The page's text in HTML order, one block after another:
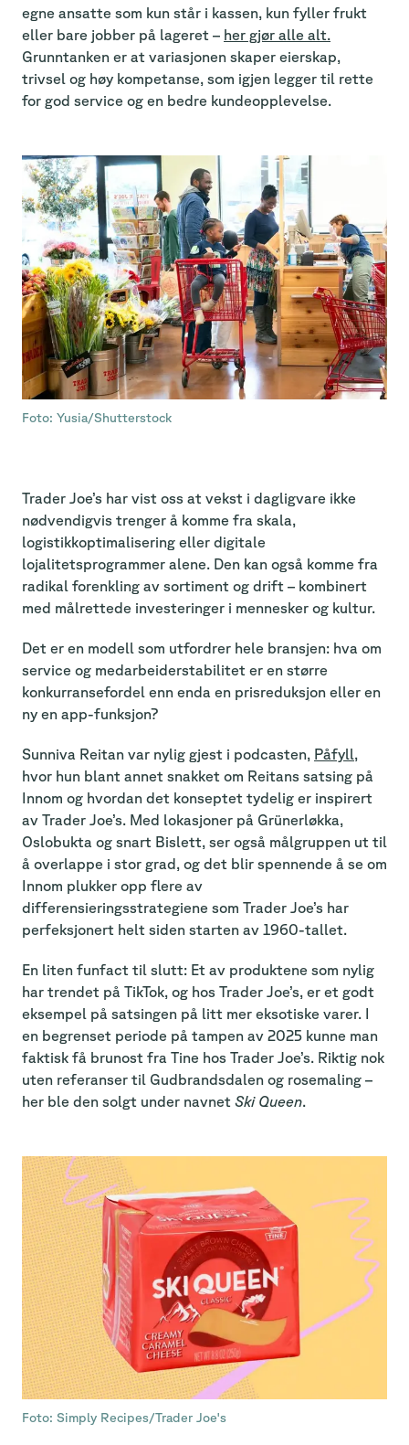
egne ansatte som kun står i kassen, kun fyller frukt
eller bare jobber på lageret – her gjør alle alt.
Grunntanken er at variasjonen skaper eierskap,
trivsel og høy kompetanse, som igjen legger til rette
for god service og en bedre kundeopplevelse.
Foto: Yusia/Shutterstock
Trader Joe’s har vist oss at vekst i dagligvare ikke
nødvendigvis trenger å komme fra skala,
logistikkoptimalisering eller digitale
lojalitetsprogrammer alene. Den kan også komme fra
radikal forenkling av sortiment og drift – kombinert
med målrettede investeringer i mennesker og kultur.
Det er en modell som utfordrer hele bransjen: hva om
service og medarbeiderstabilitet er en større
konkurransefordel enn enda en prisreduksjon eller en
ny en app-funksjon?
Sunniva Reitan var nylig gjest i podcasten, Påfyll,
hvor hun blant annet snakket om Reitans satsing på
Innom og hvordan det konseptet tydelig er inspirert
av Trader Joe’s. Med lokasjoner på Grünerløkka,
Oslobukta og snart Bislett, ser også målgruppen ut til
å overlappe i stor grad, og det blir spennende å se om
Innom plukker opp flere av
differensieringsstrategiene som Trader Joe’s har
perfeksjonert helt siden starten av 1960-tallet.
En liten funfact til slutt: Et av produktene som nylig
har trendet på TikTok, og hos Trader Joe’s, er et godt
eksempel på satsingen på litt mer eksotiske varer. I
en begrenset periode på tampen av 2025 kunne man
faktisk få brunost fra Tine hos Trader Joe’s. Riktig nok
uten referanser til Gudbrandsdalen og rosemaling –
her ble den solgt under navnet Ski Queen.
Foto: Simply Recipes/Trader Joe's